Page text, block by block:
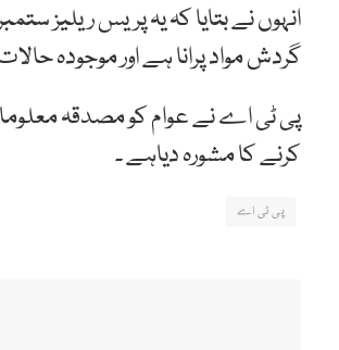
گردش مواد پرانا ہے اور موجودہ
پی ٹی اے نے عوام کو مصدقہ
کرنے کا مشورہ دیاہے ۔
پی ٹی اے